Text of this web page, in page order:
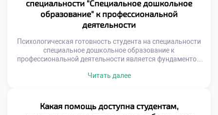
Абитуриенты выбирают […]
специальности "Специальное дошкольное
образование" к профессиональной
деятельности
Психологическая готовность студента на специальности
специальное дошкольное образование к
профессиональной деятельности является фундаментом
мертвым грузом. Педагог работает с уязвимыми
важнее академических оценок в дипломе. Формирование
готовности происходит постепенно в процессе учебы. Это
Читать далее
Какая помощь доступна студентам,